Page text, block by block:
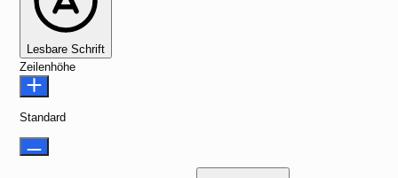
Lesbare Schrift
Zeilenhöhe
Standard